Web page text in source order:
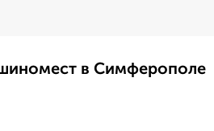
в Симферополе